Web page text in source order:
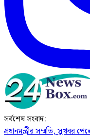
সর্বশেষ সংবাদ:
প্রধানমন্ত্রীর সম্মতি, সুখবর